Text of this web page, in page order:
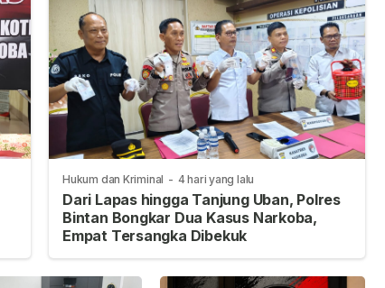
Hukum dan Kriminal - 4 hari yang lalu
Dari Lapas hingga Tanjung Uban, Polres
Bintan Bongkar Dua Kasus Narkoba,
Empat Tersangka Dibekuk